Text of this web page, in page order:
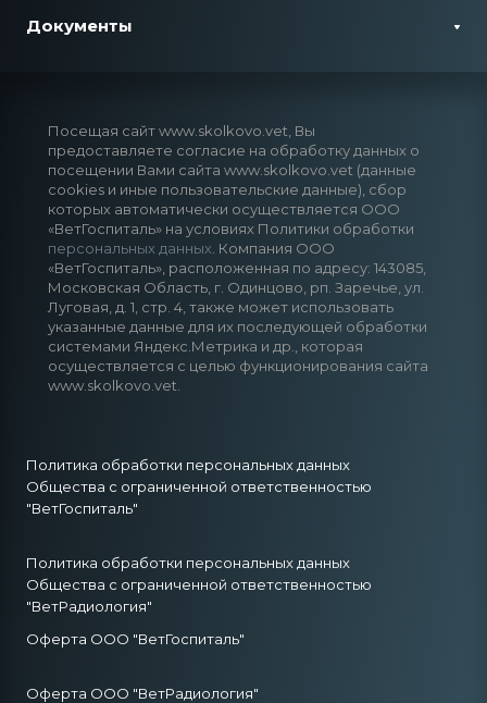
Документы
Посещая сайт www.skolkovo.vet, Вы
предоставляете согласие на обработку данных о
посещении Вами сайта www.skolkovo.vet (данные
cookies и иные пользовательские данные), сбор
которых автоматически осуществляется ООО
«ВетГоспиталь» на условиях Политики обработки
персональных данных . Компания ООО
«ВетГоспиталь», расположенная по адресу: 143085,
Московская Область, г. Одинцово, рп. Заречье, ул.
Луговая, д. 1, стр. 4, также может использовать
указанные данные для их последующей обработки
системами Яндекс.Метрика и др., которая
осуществляется с целью функционирования сайта
www.skolkovo.vet.
Политика обработки персональных данных
Общества с ограниченной ответственностью
"ВетГоспиталь"
Политика обработки персональных данных
Общества с ограниченной ответственностью
"ВетРадиология"
Оферта ООО "ВетГоспиталь"
Оферта ООО "ВетРадиология"